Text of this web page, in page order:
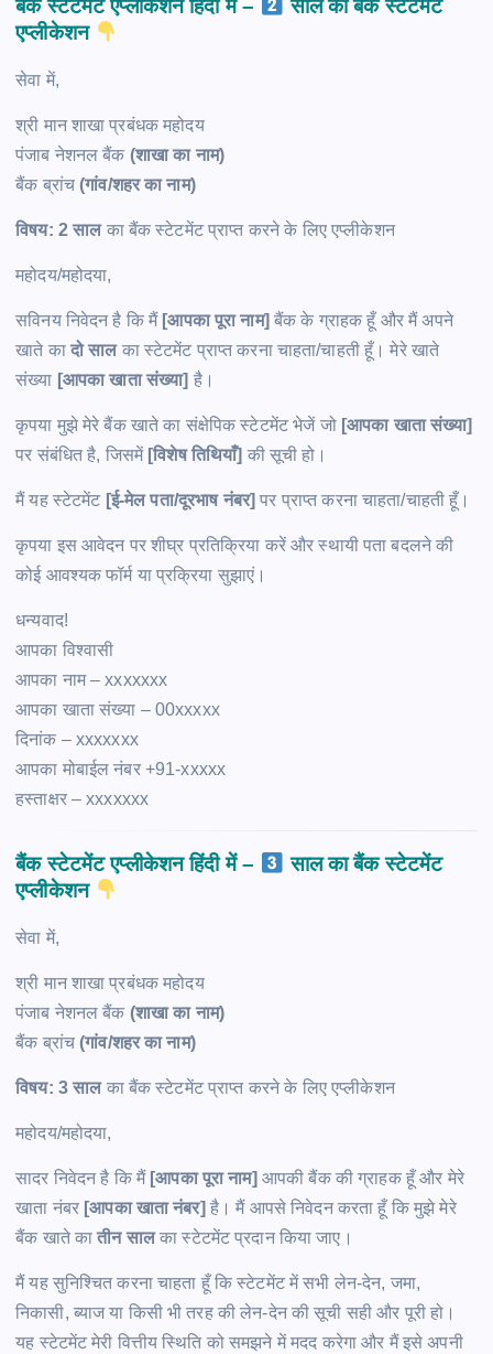
बैंक स्टेटमेंट एप्लीकेशन हिंदी में – सालका बैंक स्टेटमेंट
एप्लीकेशन
सेवा में,
श्री मान शाखा प्रबंधक महोदय
पंजाब नेशनल बैंक (शाखा का नाम)
बैंक ब्रांच(गांव/शहर का नाम)
विषय: 2 सालका बैंक स्टेटमेंट प्राप्त करने के लिए एप्लीकेशन
महोदय/महोदया,
सविनय निवेदन है कि मैं [आपका पूरा नाम] बैंक के ग्राहक हूँ और मैं अपने
खाते का दो सालका स्टेटमेंट प्राप्त करना चाहता/चाहती हूँ। मेरे खाते
संख्या [आपका खाता संख्या] है।
कृपया मुझे मेरे बैंक खाते का संक्षेपिक स्टेटमेंट भेजें जो [आपका खाता संख्या]
पर संबंधित है, जिसमें [विशेष तिथियाँ] की सूची हो।
मैं यह स्टेटमेंट [ई-मेल पता/दूरभाष नंबर] पर प्राप्त करना चाहता/चाहती हूँ।
कृपया इस आवेदन पर शीघ्र प्रतिक्रिया करें और स्थायी पता बदलने की
कोई आवश्यक फॉर्म या प्रक्रिया सुझाएं।
धन्यवाद!
आपका विश्वासी
आपका नाम – xxxxxxx
आपका खाता संख्या – 00xxxxx
दिनांक – xxxxxxx
आपका मोबाईल नंबर +91-xxxxx
हस्ताक्षर – xxxxxxx
बैंक स्टेटमेंट एप्लीकेशन हिंदी में – सालका बैंक स्टेटमेंट
एप्लीकेशन
सेवा में,
श्री मान शाखा प्रबंधक महोदय
पंजाब नेशनल बैंक (शाखा का नाम)
बैंक ब्रांच(गांव/शहर का नाम)
विषय: 3 सालका बैंक स्टेटमेंट प्राप्त करने के लिए एप्लीकेशन
महोदय/महोदया,
सादर निवेदन है कि मैं [आपका पूरा नाम] आपकी बैंक की ग्राहक हूँ और मेरे
खाता नंबर [आपका खाता नंबर] है। मैं आपसे निवेदन करता हूँ कि मुझे मेरे
बैंक खाते कातीन सालका स्टेटमेंट प्रदान किया जाए।
मैं यह सुनिश्चित करना चाहता हूँ कि स्टेटमेंट में सभी लेन-देन, जमा,
निकासी, ब्याज या किसी भी तरह की लेन-देन की सूची सही और पूरी हो।
यह स्टेटमेंट मेरी वित्तीय स्थिति को समझने में मदद करेगा और मैं इसे अपनी